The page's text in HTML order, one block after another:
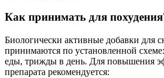
Как принимать для
Биологически активные добавки для
принимаются по установленной
еды, трижды в день. Для повышения
препарата рекомендуется: